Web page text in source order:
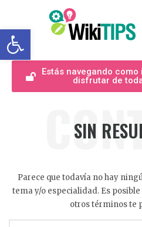
Abrir barra de
Estás navegando
disfrutar de
SIN
Parece que todavía no hay
tema y/o especialidad. Es
otros términos te